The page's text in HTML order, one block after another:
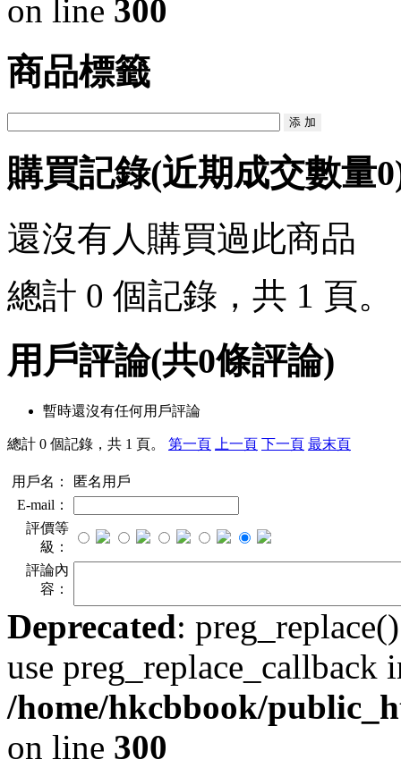
on line 300
商品標籤
購買記錄(近期成交數量0
還沒有人購買過此商品
總計 0 個記錄，共 1 頁。
用戶評論(共0條評論)
暫時還沒有任何用戶評論
總計 0 個記錄，共 1 頁。 第一頁 上一頁 下一頁 最末頁
用戶名：
匿名用戶
E-mail：
評價等
級：
評論內
容：
Deprecated:
use preg_replace_callback
/home/hkcbbook/
on line 300